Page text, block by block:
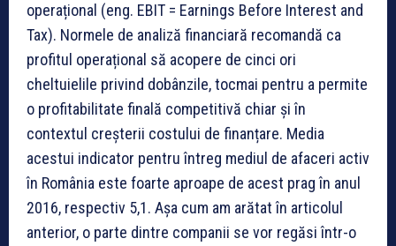
operațional (eng. EBIT = Earnings Before Interest and
Tax). Normele de analiză financiară recomandă ca
profitul operațional să acopere de cinci ori
cheltuielile privind dobânzile, tocmai pentru a permite
o profitabilitate finală competitivă chiar și în
contextul creșterii costului de finanțare. Media
acestui indicator pentru întreg mediul de afaceri activ
în România este foarte aproape de acest prag în anul
2016, respectiv 5,1. Așa cum am arătat în articolul
anterior, o parte dintre companii se vor regăsi într-o